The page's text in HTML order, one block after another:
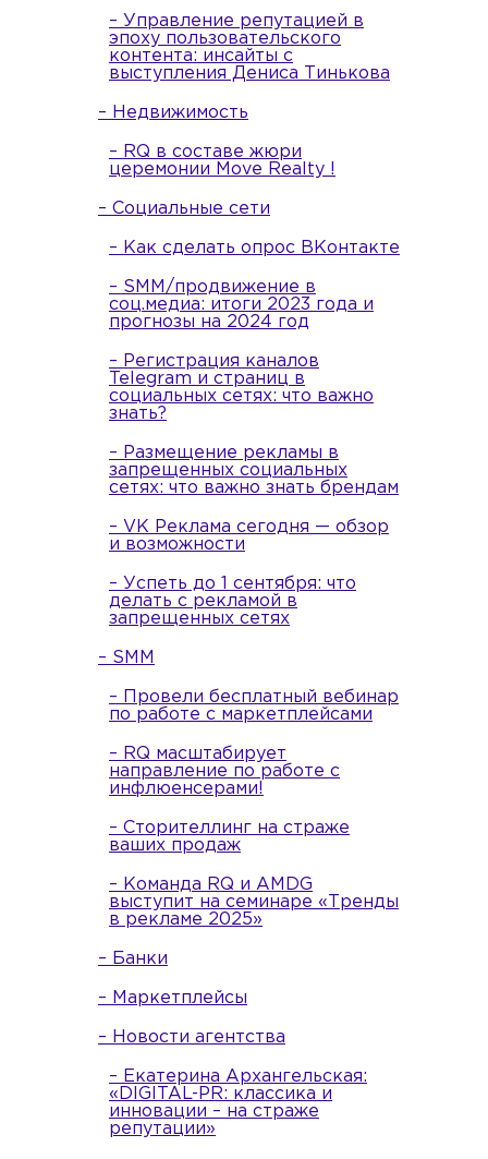
– Управление репутацией в
эпоху пользовательского
контента: инсайты с
выступления Дениса Тинькова
– Недвижимость
– RQ в составе жюри
церемонии Move Realty !
– Социальные сети
– Как сделать опрос ВКонтакте
– SMM/продвижение в
соц.медиа: итоги 2023 года и
прогнозы на 2024 год
– Регистрация каналов
Telegram и страниц в
социальных сетях: что важно
знать?
– Размещение рекламы в
запрещенных социальных
сетях: что важно знать брендам
– VK Реклама сегодня — обзор
и возможности
– Успеть до 1 сентября: что
делать с рекламой в
запрещенных сетях
– SMM
– Провели бесплатный вебинар
по работе с маркетплейсами
– RQ масштабирует
направление по работе с
инфлюенсерами!
– Сторителлинг на страже
ваших продаж
– Команда RQ и AMDG
выступит на семинаре «Тренды
в рекламе 2025»
– Банки
– Маркетплейсы
– Новости агентства
– Екатерина Архангельская:
«DIGITAL-PR: классика и
инновации – на страже
репутации»